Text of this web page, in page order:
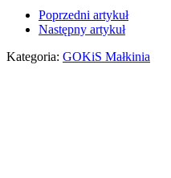
Poprzedni artykuł
Następny artykuł
Kategoria: GOKiS Małkinia